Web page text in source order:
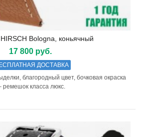
Bologna, коньячный
17 800 руб.
ДОСТАВКА
благородный цвет, бочковая окраска
ремешок класса люкс.